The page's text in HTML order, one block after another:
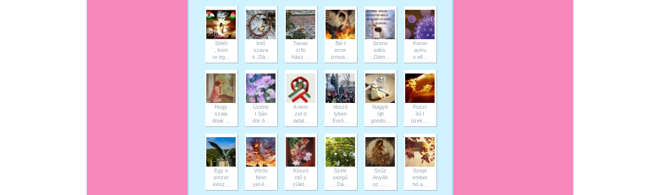
Sötét
, kom
or ég...
Intő
szava
k.:Dá...
Tavas
zi fo
hász ...
Bió t
error
izmus...
Szenv
edés.
..Dám...
Koron
avíru
s ell...
Hogy
szala
dnak ...
Üzene
t Sán
dor ö...
A nem
zet d
iadal...
Veszé
lyben
Euró...
Nagyb
öjti
gondo...
Puszt
ító t
üzek....
Egy n
emzet
kész...
Vörös
fénn
yel é...
Köszö
ntő s
zület...
Szélc
sengő
...Dá...
Szűz
Anyáh
oz......
Szept
ember
hó a...